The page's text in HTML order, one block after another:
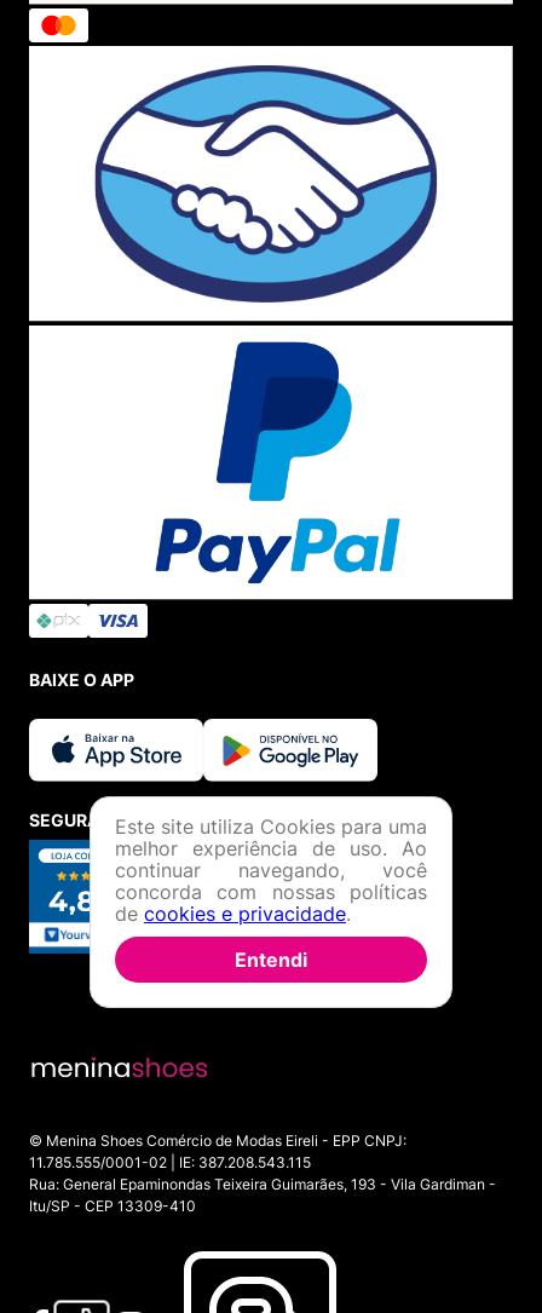
BAIXE O APP
SEGURANÇA E CREDIBILIDADE
© Menina Shoes Comércio de Modas Eireli - EPP CNPJ:
11.785.555/0001-02 | IE: 387.208.543.115
Rua: General Epaminondas Teixeira Guimarães, 193 - Vila Gardiman -
Itu/SP - CEP 13309-410
Este site utiliza Cookies para uma
melhor experiência de uso. Ao
continuar navegando, você
concorda com nossas políticas
de cookies e privacidade.
Entendi